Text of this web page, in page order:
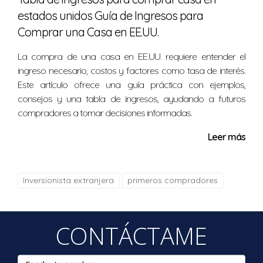
continuación, se presenta una breve comparación de
estos dos activos:
Riesgo: Bitcoin presenta una volatilidad mucho
mayor, mientras que los bienes raíces son
generalmente más estables.
Retorno de la inversión:Aunque Bitcoin puede
ofrecer un crecimiento explosivo, la inversión en
gestión en comparación con la compra de Bitcoin.
ESTUDIOS DE CASO
Para ilustrar el impacto de las inversiones en Bitcoin y
bienes raíces, examinemos tres estudios de caso
estados unidos Guía de Ingresos para
Comprar una Casa en EE.UU.
La compra de una casa en EE.UU. requiere entender el
ingreso necesario, costos y factores como tasa de interés.
Este artículo ofrece una guía práctica con ejemplos,
consejos y una tabla de ingresos, ayudando a futuros
compradores a tomar decisiones informadas.
Leer más
Inversionista extranjera primeros compradores
CONTÁCTAME